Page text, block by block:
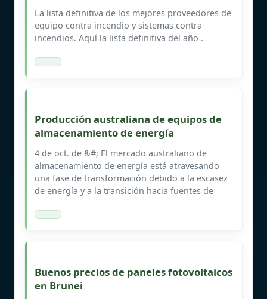
La lista definitiva de los mejores proveedores de
equipo contra incendio y sistemas contra
incendios. Aquí la lista definitiva del año .
Producción australiana de equipos de
almacenamiento de energía
4 de oct. de &#; El mercado australiano de
almacenamiento de energía está atravesando
una fase de transformación debido a la escasez
de energía y a la transición hacia fuentes de
Buenos precios de paneles fotovoltaicos
en Brunei